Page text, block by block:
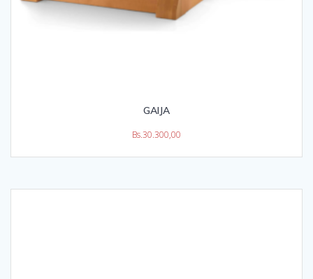
GAIJA
Bs.30.300,00